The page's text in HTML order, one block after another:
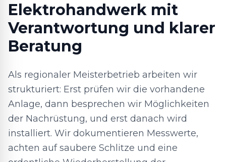
Elektrohandwerk mit
Verantwortung und klarer
Beratung
Als regionaler Meisterbetrieb arbeiten wir
strukturiert: Erst prüfen wir die vorhandene
Anlage, dann besprechen wir Möglichkeiten
der Nachrüstung, und erst danach wird
installiert. Wir dokumentieren Messwerte,
achten auf saubere Schlitze und eine